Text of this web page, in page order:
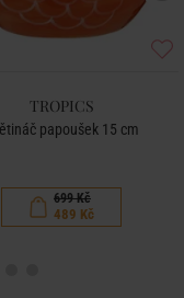
TROPICS
papoušek 15 cm
699 Kč
489 Kč